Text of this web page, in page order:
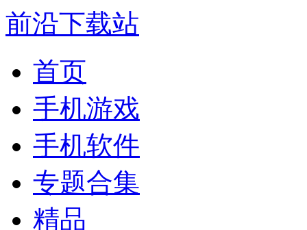
前沿下载站
首页
手机游戏
手机软件
专题合集
精品